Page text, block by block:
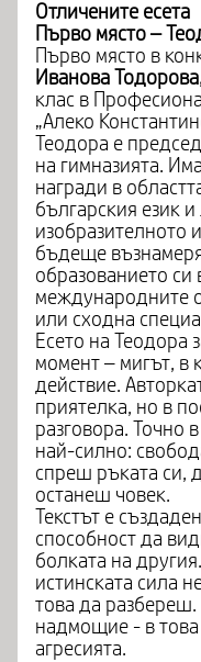
Отличените есета
Първо място –
Първо място в
Иванова
клас в
„Алеко
Теодора е
на гимназията.
награди в
българския език
изобразителното
бъдеще
образованието си
международните
или сходна
Есето на Теодора
момент – мигът, в
действие.
приятелка, но в
разговора. Точно
най-силно:
спреш ръката си,
останеш човек.
Текстът е
способност да
болката на
истинската сила
това да
надмощие - в
агресията.